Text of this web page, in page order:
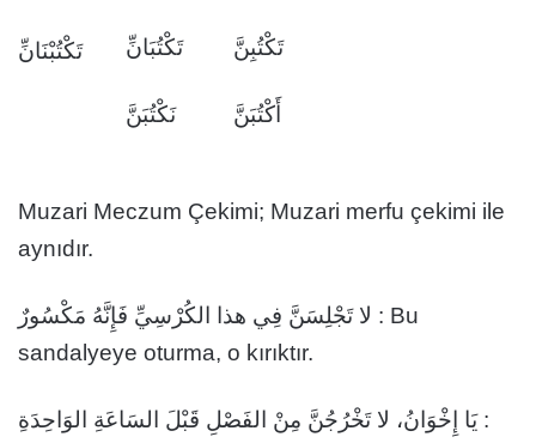
تَكْتُبْنَانِّ تَكْتُبَانِّ
نَكْتُبَنَّ
تَكْتُبِنَّ
أَكْتُبَنَّ
Muzari Meczum Çekimi; Muzari merfu çekimi ile
aynıdır.
لا تَجْلِسَنَّ فِي هذا الكُرْسِيِّ فَإِنَّهُ مَكْسُورٌ : Bu
sandalyeye oturma, o kırıktır.
يَا إِخْوَانُ، لا تَخْرُجُنَّ مِنْ الفَصْلِ قَبْلَ السَاعَةِ الوَاحِدَةِ :